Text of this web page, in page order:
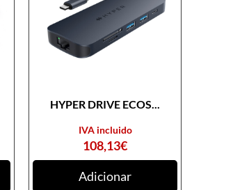
HYPER DRIVE ECOS...
108,13€
IVA incluido
Adicionar